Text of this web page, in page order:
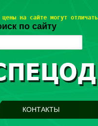
по сайту
цены на сайте могут
КОНТАКТЫ